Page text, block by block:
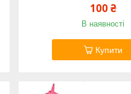
100 ₴
В наявності
Купити